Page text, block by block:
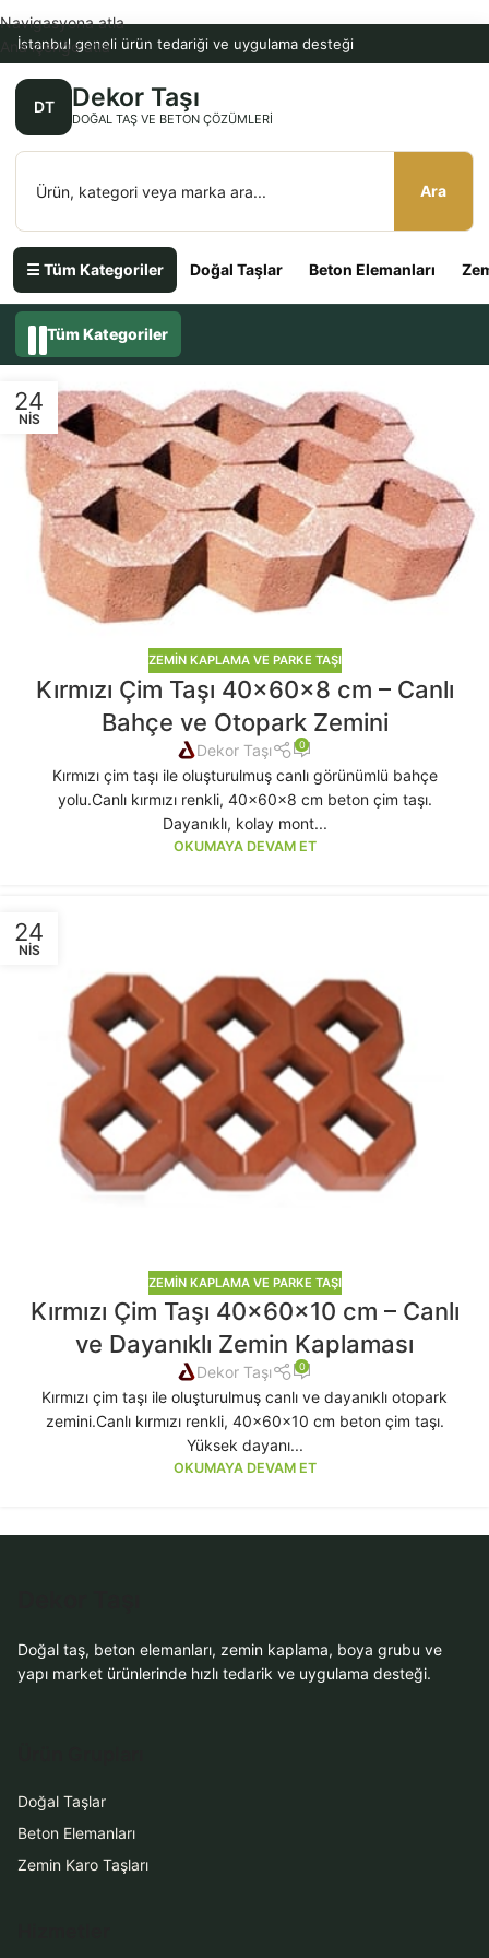
İstanbul geneli ürün tedariği ve uygulama desteği
DT Dekor Taşı
DOĞAL TAŞ VE BETON ÇÖZÜMLERI
Ara
☰ Tüm Kategoriler Doğal Taşlar Beton Elemanları
Navigasyona atla
Ana içeriğe atla
Tüm Kategoriler
24
NIS
ZEMIN KAPLAMA VE PARKE TAŞI
Kırmızı Çim Taşı 40x60x8 cm – Canlı
Bahçe ve Otopark Zemini
Dekor Taşı 0
Kırmızı çim taşı ile oluşturulmuş canlı görünümlü bahçe
yolu.Canlı kırmızı renkli, 40x60x8 cm beton çim taşı.
Dayanıklı, kolay mont...
OKUMAYA DEVAM ET
24
NIS
ZEMIN KAPLAMA VE PARKE TAŞI
Kırmızı Çim Taşı 40x60x10 cm – Canlı
ve Dayanıklı Zemin Kaplaması
Dekor Taşı 0
Kırmızı çim taşı ile oluşturulmuş canlı ve dayanıklı otopark
zemini.Canlı kırmızı renkli, 40x60x10 cm beton çim taşı.
Yüksek dayanı...
OKUMAYA DEVAM ET
Doğal taş, beton elemanları, zemin kaplama, boya grubu ve
yapı market ürünlerinde hızlı tedarik ve uygulama desteği.
Doğal Taşlar
Beton Elemanları
Zemin Karo Taşları